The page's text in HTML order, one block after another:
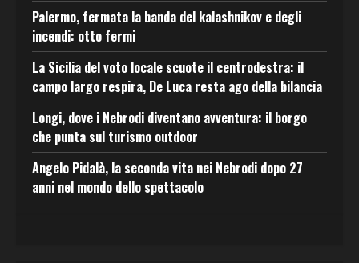
Palermo, fermata la banda del kalashnikov e degli
incendi: otto fermi
La Sicilia del voto locale scuote il centrodestra: il
campo largo respira, De Luca resta ago della bilancia
Longi, dove i Nebrodi diventano avventura: il borgo
che punta sul turismo outdoor
Angelo Pidalà, la seconda vita nei Nebrodi dopo 27
anni nel mondo dello spettacolo